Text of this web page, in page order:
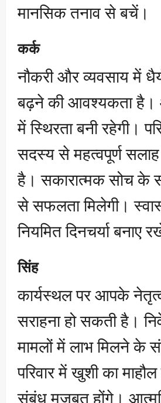
मानसिक तनाव से बचें।
कर्क
नौकरी और व्यवसाय में
बढ़ने की आवश्यकता है।
में स्थिरता बनी रहेगी।
सदस्य से महत्वपूर्ण
है। सकारात्मक सोच के
से सफलता मिलेगी।
नियमित दिनचर्या बनाए
सिंह
कार्यस्थल पर आपके
सराहना हो सकती है।
मामलों में लाभ मिलने के
परिवार में खुशी का
संबंध मजबूत होंगे।